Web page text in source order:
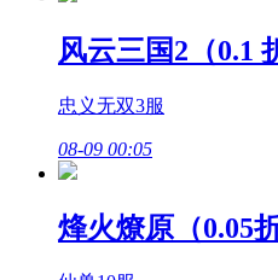
风云三国2（0.1
忠义无双3服
08-09 00:05
烽火燎原（0.05